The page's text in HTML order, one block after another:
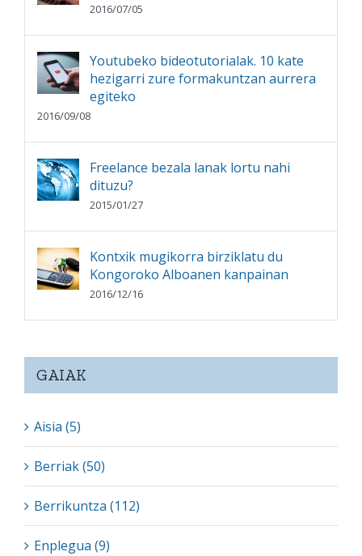
2016/07/05
Youtubeko bideotutorialak. 10 kate
hezigarri zure formakuntzan aurrera
egiteko
2016/09/08
Freelance bezala lanak lortu nahi
dituzu?
2015/01/27
Kontxik mugikorra birziklatu du
Kongoroko Alboanen kanpainan
2016/12/16
GAIAK
Aisia (5)
Berriak (50)
Berrikuntza (112)
Enplegua (9)